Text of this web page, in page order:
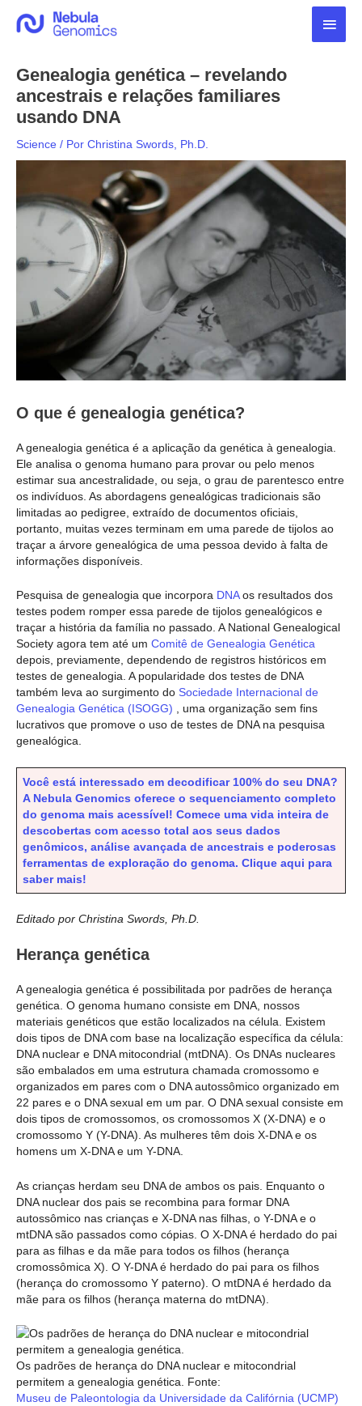
para
Genealogia genética – revelando
ancestrais e relações familiares
usando DNA
Science / Por Christina Swords, Ph.D.
O que é genealogia genética?
A genealogia genética é a aplicação da genética à genealogia.
Ele analisa o genoma humano para provar ou pelo menos
estimar sua ancestralidade, ou seja, o grau de parentesco entre
os indivíduos. As abordagens genealógicas tradicionais são
limitadas ao pedigree, extraído de documentos oficiais,
portanto, muitas vezes terminam em uma parede de tijolos ao
traçar a árvore genealógica de uma pessoa devido à falta de
informações disponíveis.
Pesquisa de genealogia que incorpora DNAos resultados dos
testes podem romper essa parede de tijolos genealógicos e
traçar a história da família no passado. A National Genealogical
Society agora tem até um Comitê de Genealogia Genética
depois, previamente, dependendo de registros históricos em
testes de genealogia. A popularidade dos testes de DNA
também leva ao surgimento do Sociedade Internacional de
Genealogia Genética (ISOGG) , uma organização sem fins
lucrativos que promove o uso de testes de DNA na pesquisa
genealógica.
Você está interessado em decodificar 100% do seu DNA?
A Nebula Genomics oferece o sequenciamento completo
do genoma mais acessível! Comece uma vida inteira de
descobertas com acesso total aos seus dados
genômicos, análise avançada de ancestrais e poderosas
ferramentas de exploração do genoma. Clique aqui para
saber mais!
Editado por Christina Swords, Ph.D.
Herança genética
A genealogia genética é possibilitada por padrões de herança
genética. O genoma humano consiste em DNA, nossos
materiais genéticos que estão localizados na célula. Existem
dois tipos de DNA com base na localização específica da célula:
DNA nuclear e DNA mitocondrial (mtDNA). Os DNAs nucleares
são embalados em uma estrutura chamada cromossomo e
organizados em pares com o DNA autossômico organizado em
22 pares e o DNA sexual em um par. O DNA sexual consiste em
dois tipos de cromossomos, os cromossomos X (X-DNA) e o
cromossomo Y (Y-DNA). As mulheres têm dois X-DNA e os
homens um X-DNA e um Y-DNA.
As crianças herdam seu DNA de ambos os pais. Enquanto o
DNA nuclear dos pais se recombina para formar DNA
autossômico nas crianças e X-DNA nas filhas, o Y-DNA e o
mtDNA são passados como cópias. O X-DNA é herdado do pai
para as filhas e da mãe para todos os filhos (herança
cromossômica X). O Y-DNA é herdado do pai para os filhos
(herança do cromossomo Y paterno). O mtDNA é herdado da
mãe para os filhos (herança materna do mtDNA).
Os padrões de herança do DNA nuclear e mitocondrial
permitem a genealogia genética. Fonte:
Museu de Paleontologia da Universidade da Califórnia (UCMP)